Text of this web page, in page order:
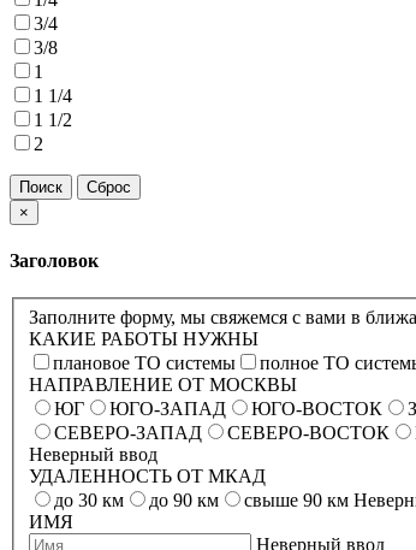
3/4
3/8
1
1 1/4
1 1/2
2
×
Заголовок
Заполните форму, мы свяжемся с вами в
КАКИЕ РАБОТЫ НУЖНЫ
плановое ТО системы
полное ТО
НАПРАВЛЕНИЕ ОТ МОСКВЫ
ЮГ
ЮГО-ЗАПАД ЮГО-ВОСТОК
СЕВЕРО-ЗАПАД
СЕВЕРО-ВОСТОК
Неверный ввод
УДАЛЕННОСТЬ ОТ МКАД
до 30 км
до 90 км свыше 90 км
ИМЯ
Неверный ввод